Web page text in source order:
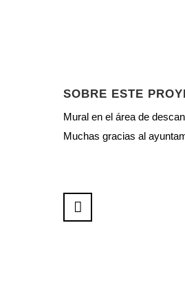
SOBRE ESTE
Mural en el área de
Muchas gracias al